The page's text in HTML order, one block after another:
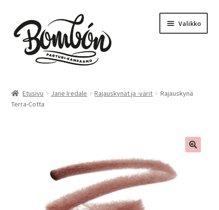
navigointiin
sisältöön
Valikko
Bombón – Tikkurila
Etusivu Jane Iredale Rajauskynät ja -värit
Rajauskynä
Terra-Cotta